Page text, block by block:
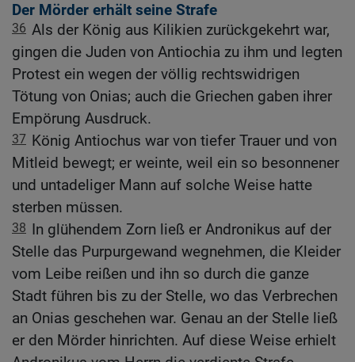
Der Mörder erhält seine Strafe
36 Als der König aus Kilikien zurückgekehrt war,
gingen die Juden von Antiochia zu ihm und legten
Protest ein wegen der völlig rechtswidrigen
Tötung von Onias; auch die Griechen gaben ihrer
Empörung Ausdruck.
37 König Antiochus war von tiefer Trauer und von
Mitleid bewegt; er weinte, weil ein so besonnener
und untadeliger Mann auf solche Weise hatte
sterben müssen.
38 In glühendem Zorn ließ er Andronikus auf der
Stelle das Purpurgewand wegnehmen, die Kleider
vom Leibe reißen und ihn so durch die ganze
Stadt führen bis zu der Stelle, wo das Verbrechen
an Onias geschehen war. Genau an der Stelle ließ
er den Mörder hinrichten. Auf diese Weise erhielt